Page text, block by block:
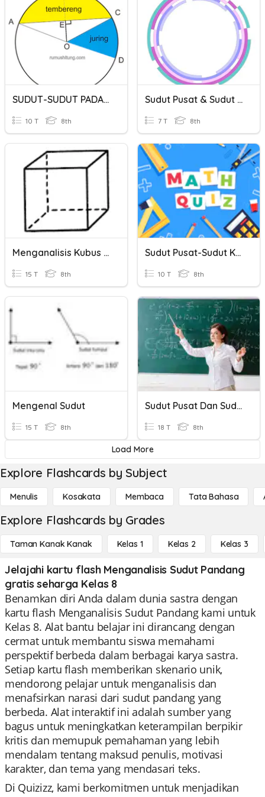
SUDUT-SUDUT PADA LINGKARAN
10 T 8th
Sudut Pusat & Sudut Keliling
7 T 8th
Menganalisis Kubus Dan Balok
15 T 8th
Sudut Pusat-Sudut Keliling
10 T 8th
Mengenal Sudut
15 T 8th
Sudut Pusat Dan Sudut Keliling Lingkaran
18 T 8th
Load More
Explore Flashcards by Subject
Menulis Kosakata Membaca Tata Bahasa
Explore Flashcards by Grades
Taman Kanak Kanak Kelas 1 Kelas 2 Kelas 3
Jelajahi kartu flash Menganalisis Sudut Pandang
gratis seharga Kelas 8
Benamkan diri Anda dalam dunia sastra dengan
kartu flash Menganalisis Sudut Pandang kami untuk
Kelas 8. Alat bantu belajar ini dirancang dengan
cermat untuk membantu siswa memahami
perspektif berbeda dalam berbagai karya sastra.
Setiap kartu flash memberikan skenario unik,
mendorong pelajar untuk menganalisis dan
menafsirkan narasi dari sudut pandang yang
berbeda. Alat interaktif ini adalah sumber yang
bagus untuk meningkatkan keterampilan berpikir
kritis dan memupuk pemahaman yang lebih
mendalam tentang maksud penulis, motivasi
karakter, dan tema yang mendasari teks.
Di Quizizz, kami berkomitmen untuk menjadikan